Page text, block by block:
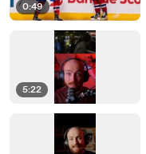
0:49
5:22